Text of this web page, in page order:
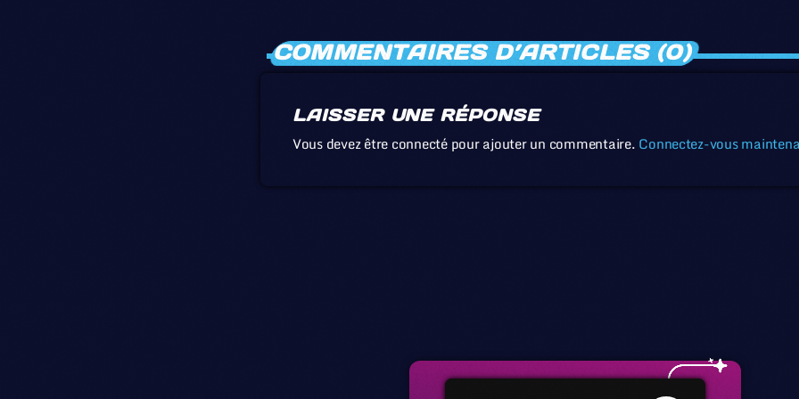
COMMENTAIRES D’ARTICLES (0)
LAISSER UNE RÉPONSE
Vous devez être connecté pour ajouter un commentaire. Connectez-vous